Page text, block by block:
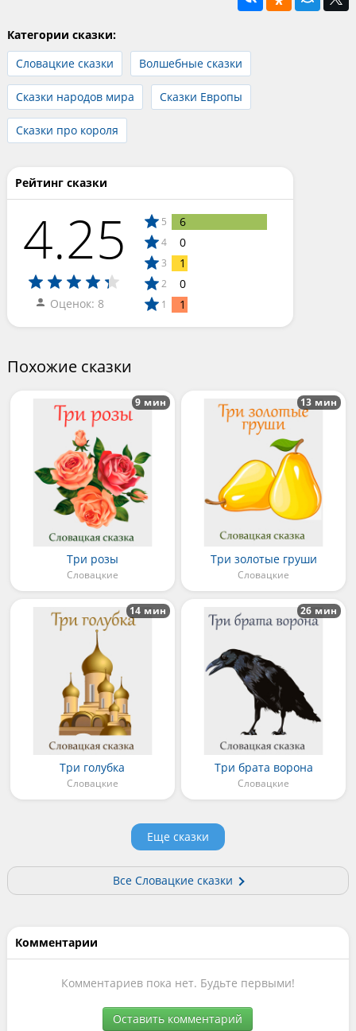
Категории сказки:
Словацкие сказки
Волшебные сказки
Сказки народов мира Сказки Европы
Сказки про короля
Рейтинг сказки
4.25
Оценок: 8
5 6
4 0
3 1
2 0
1 1
Похожие сказки
Три розы
Словацкие
9 мин
Три золотые груши
Словацкие
13 мин
Три голубка
Словацкие
14 мин
Три брата ворона
Словацкие
26 мин
Еще сказки
Все Словацкие сказки
Комментарии
Комментариев пока нет. Будьте первыми!
Оставить комментарий